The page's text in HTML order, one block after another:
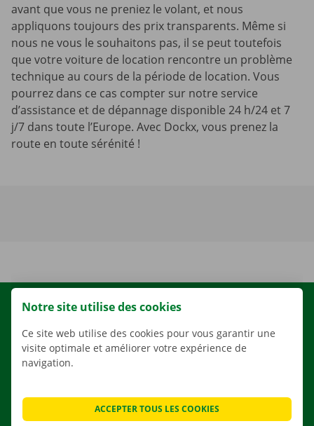
avant que vous ne preniez le volant, et nous
appliquons toujours des prix transparents. Même si
nous ne vous le souhaitons pas, il se peut toutefois
que votre voiture de location rencontre un problème
technique au cours de la période de location. Vous
pourrez dans ce cas compter sur notre service
d’assistance et de dépannage disponible 24 h/24 et 7
j/7 dans toute l’Europe. Avec Dockx, vous prenez la
route en toute sérénité !
LOCATION
NOS VÉHICULES
NOS SERVICES
APPLI
SOLUTIONS DE DÉMÉNAGEMENT
Notre site utilise des cookies
Ce site web utilise des cookies pour vous garantir une
visite optimale et améliorer votre expérience de
navigation.
ACCEPTER TOUS LES COOKIES